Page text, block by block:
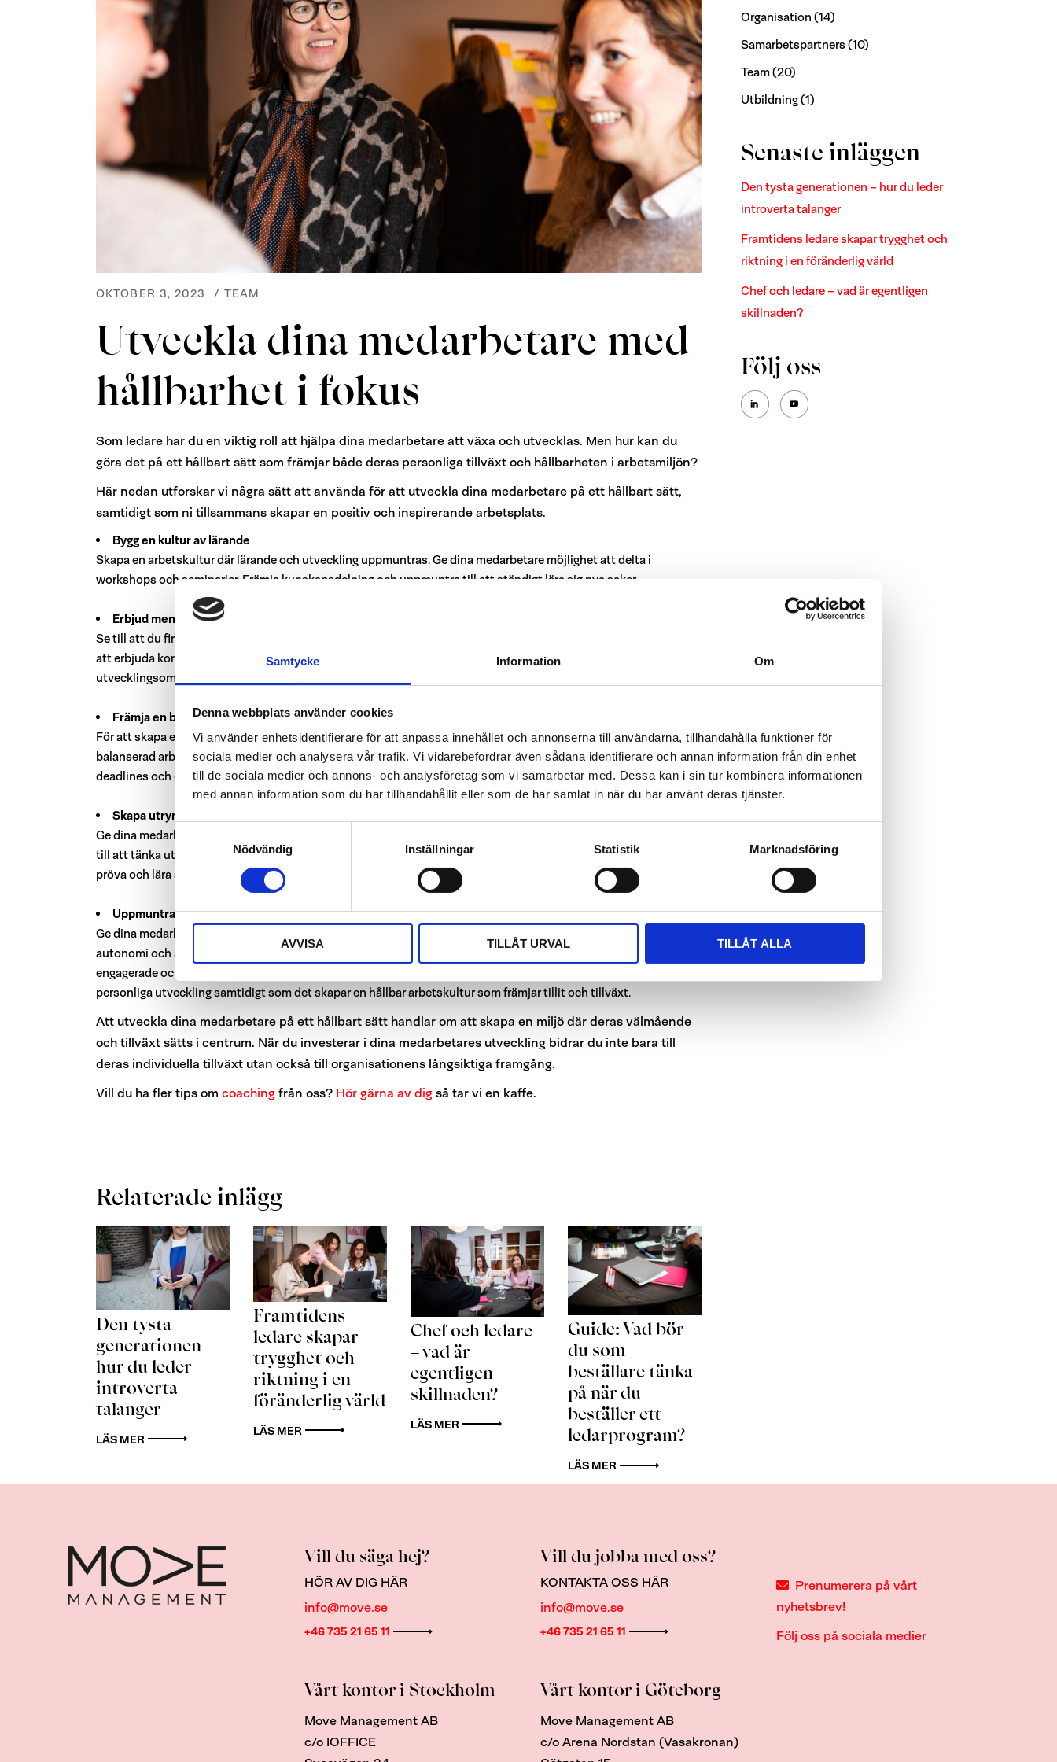
Samtycke Information Om
Denna webbplats använder cookies
Vi använder enhetsidentifierare för att anpassa innehållet och annonserna till användarna, tillhandahålla funktioner för
sociala medier och analysera vår trafik. Vi vidarebefordrar även sådana identifierare och annan information från din enhet
till de sociala medier och annons- och analysföretag som vi samarbetar med. Dessa kan i sin tur kombinera informationen
med annan information som du har tillhandahållit eller som de har samlat in när du har använt deras tjänster.
Samtyckesval
Nödvändig
Inställningar Statistik Marknadsföring
AVVISA TILLÅT URVAL TILLÅT ALLA
Föreläsningar
OKTOBER 3, 2023 / TEAM
Utveckla dina medarbetare med
hållbarhet i fokus
Som ledare har du en viktig roll att hjälpa dina medarbetare att växa och utvecklas. Men hur kan du
göra det på ett hållbart sätt som främjar både deras personliga tillväxt och hållbarheten i arbetsmiljön?
Här nedan utforskar vi några sätt att använda för att utveckla dina medarbetare på ett hållbart sätt,
samtidigt som ni tillsammans skapar en positiv och inspirerande arbetsplats.
Bygg en kultur av lärande
Skapa en arbetskultur där lärande och utveckling uppmuntras. Ge dina medarbetare möjlighet att delta i
workshops och seminarier. Främja kunskapsdelning och uppmuntra till att ständigt lära sig nya saker.
Erbjud mentorskap och coachning
Se till att du finns där som en mentor eller coach för dina medarbetare och ge dem stöd och vägledning. Genom
att erbjuda kontinuerlig feedback och stöttning hjälper du dina medarbetare att identifiera sina styrkor och
utvecklingsområden samtidigt som de blir mer medvetna om sina egna framsteg.
Främja en balanserad arbetsbelastning
För att skapa en hållbar utveckling är det viktigt att undvika överbelastning hos dina medarbetare. Främja en
balanserad arbetsbelastning genom att tydligt kommunicera arbetsuppgifter och förväntningar, sätta rimliga
deadlines och erbjuda resurser för att hjälpa medarbetarna att hantera sitt arbete effektivt.
Skapa utrymme för kreativitet och innovation
Ge dina medarbetare möjlighet att vara kreativa och innovativa i sitt arbete. Främja idégenerering och uppmuntra
till att tänka utanför boxen. Skapa en arbetsmiljö där nya idéer välkomnas och där det finns utrymme för att
pröva och lära sig av misstag. Jobba kontinuerligt med den psykologiska tryggheten.
Uppmuntra till ansvarstagande och autonomi
Ge dina medarbetare ansvar och befogenheter att fatta egna beslut inom sina ansvarsområden. Uppmuntra till
autonomi och självledarskap. Genom att ge medarbetare ansvar och befogenheter kan de känna sig mer
engagerade och motiverade att ta initiativ och därmed bidra till organisationens framgång. Detta stärker deras
personliga utveckling samtidigt som det skapar en hållbar arbetskultur som främjar tillit och tillväxt.
Att utveckla dina medarbetare på ett hållbart sätt handlar om att skapa en miljö där deras välmående
och tillväxt sätts i centrum. När du investerar i dina medarbetares utveckling bidrar du inte bara till
deras individuella tillväxt utan också till organisationens långsiktiga framgång.
Vill du ha fler tips om coachingfrån oss? Hör gärna av digså tar vi en kaffe.
Organisation (14)
Samarbetspartners(10)
Team(20)
Utbildning(1)
Senaste inläggen
Den tysta generationen – hur du leder
introverta talanger
Framtidens ledare skapar trygghet och
riktning i en föränderlig värld
Chef och ledare – vad är egentligen
skillnaden?
Följ oss
Relaterade inlägg
Den tysta
generationen –
hur du leder
introverta
talanger
LÄS MER
Framtidens
ledare skapar
trygghet och
riktning i en
föränderlig värld
LÄS MER
Chef och ledare
– vad är
egentligen
skillnaden?
LÄS MER
Guide: Vad bör
du som
beställare tänka
på när du
beställer ett
ledarprogram?
LÄS MER
Vill du säga hej?
HÖR AV DIG HÄR
info@move.se
+46 735 21 65 11
Vårt kontor i Stockholm
Move Management AB
c/o IOFFICE
Vill du jobba med oss?
KONTAKTA OSS HÄR
info@move.se
+46 735 21 65 11
Vårt kontor i Göteborg
Move Management AB
c/o Arena Nordstan (Vasakronan)
Prenumerera på vårt
nyhetsbrev!
Följ oss på sociala medier